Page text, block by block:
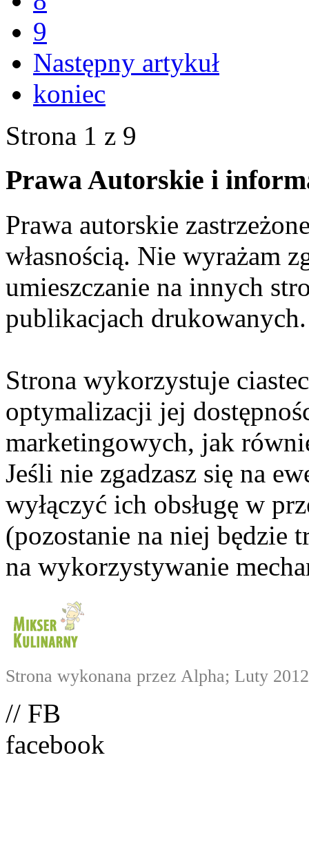
9
Następny artykuł
koniec
Strona 1 z 9
Prawa Autorskie i
Prawa autorskie
własnością. Nie wyrażam
umieszczanie na innych
publikacjach drukowanych.
Strona wykorzystuje
optymalizacji jej
marketingowych, jak
Jeśli nie zgadzasz się na
wyłączyć ich obsługę w
(pozostanie na niej będzie
na wykorzystywanie
Strona wykonana przez Alpha; Luty 2012
// FB
facebook